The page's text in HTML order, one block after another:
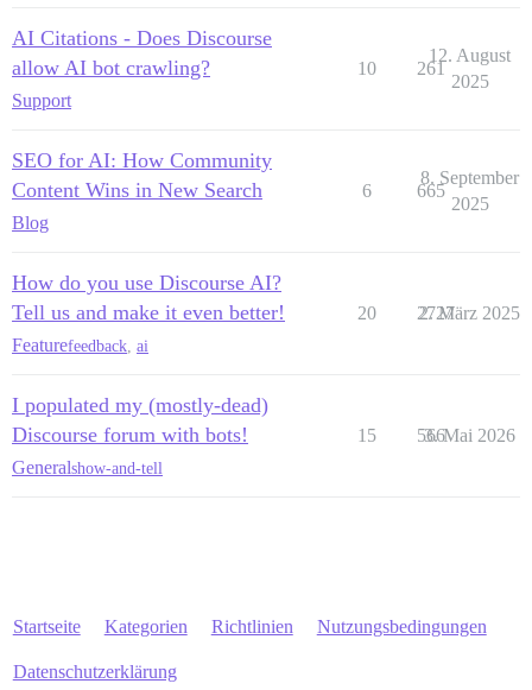
AI Citations - Does Discourse
allow AI bot crawling?
Support
10 261
12. August
2025
SEO for AI: How Community
Content Wins in New Search
Blog
6 665
8. September
2025
How do you use Discourse AI?
Tell us and make it even better!
Featurefeedback ai
20 2727
2. März 2025
I populated my (mostly-dead)
Discourse forum with bots!
Generalshow-and-tell
15 566
3. Mai 2026
Startseite Kategorien Richtlinien Nutzungsbedingungen
Datenschutzerklärung